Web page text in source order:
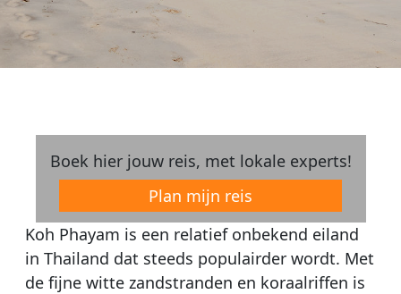
Boek hier jouw reis, met lokale experts!
Plan mijn reis
Koh Phayam is een relatief onbekend eiland
in Thailand dat steeds populairder wordt. Met
de fijne witte zandstranden en koraalriffen is